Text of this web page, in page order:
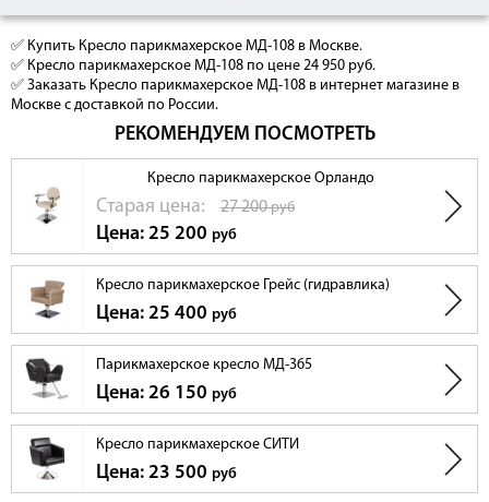
✅ Купить Кресло парикмахерское МД-108 в Москве.
✅ Кресло парикмахерское МД-108 по цене 24 950 руб.
✅ Заказать Кресло парикмахерское МД-108 в интернет магазине в
Москве с доставкой по России.
РЕКОМЕНДУЕМ ПОСМОТРЕТЬ
Кресло парикмахерское Орландо
Cтарая цена: 27 200руб
Цена: 25 200 руб
Кресло парикмахерское Грейс (гидравлика)
Цена: 25 400 руб
Парикмахерское кресло МД-365
Цена: 26 150 руб
Кресло парикмахерское СИТИ
Цена: 23 500 руб